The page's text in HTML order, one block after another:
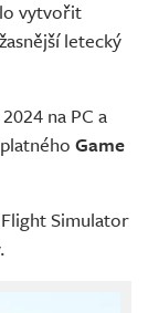
vytvořit
letecký
na PC a
Game
Simulator